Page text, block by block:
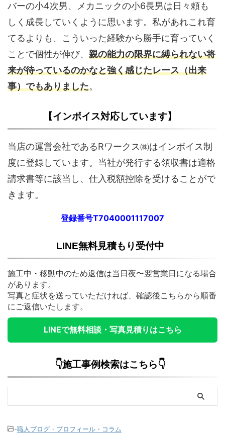
バーの小4次男、メカニックの小6長男は日々頼も
しく成長していくように思います。私があれこれ育
てるよりも、こういった経験から勝手に育っていく
ことで個性が伸び、 親の能力の限界に縛られない将
来が待っているのかなと強く感じたレース（出来
事）でもありました。
【インボイス対応しています】
当店の運営会社であるRワークス㈱はインボイス制
度に登録しています。当社が発行する領収書は適格
請求書等に該当し、仕入税額控除を受けることがで
きます。
登録番号T7040001117007
LINE無料見積もり受付中
施工中・移動中のため返信は当日夜〜翌営業日になる場合
があります。
写真と症状を送っていただければ、確認後こちらから順番
にご返信いたします。
LINEで無料相談・写真見積りはこちら
👇施工事例検索はこちら👇
-職人ブログ・プロフィール・コラム